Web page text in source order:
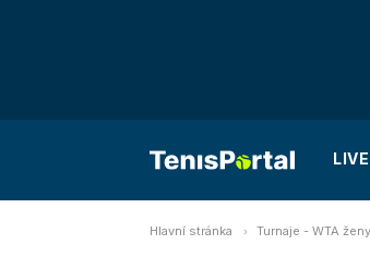
Hlavní stránka Turnaje - WTA